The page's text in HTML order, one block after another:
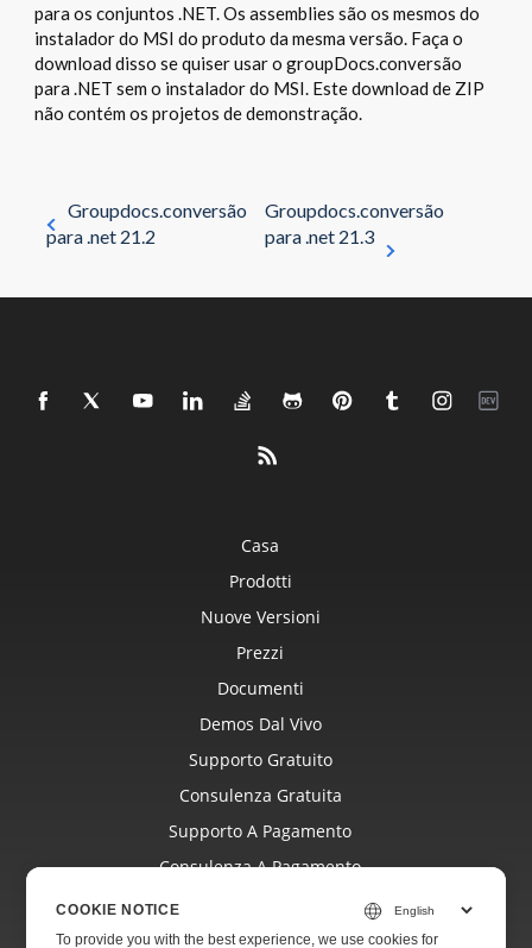
para os conjuntos .NET. Os assemblies são os mesmos do
instalador do MSI do produto da mesma versão. Faça o
download disso se quiser usar o groupDocs.conversão
para .NET sem o instalador do MSI. Este download de ZIP
não contém os projetos de demonstração.
Groupdocs.conversão
para .net 21.2
Groupdocs.conversão
para .net 21.3
Casa
Prodotti
Nuove Versioni
Prezzi
Documenti
Demos Dal Vivo
Supporto Gratuito
Consulenza Gratuita
Supporto A Pagamento
Consulenza A Pagamento
Siti Web
COOKIE NOTICE
To provide you with the best experience, we use cookies for